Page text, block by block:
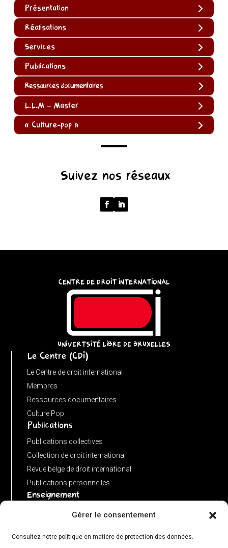
Gérer le consentement
Consultez notre politique en matière de protection des données.
Présentation
Réalisations
Services
Publications
Ressources documentaires
L.L.M – Master
« Culture-pop »
input
URL(input,
window.location.href);
u.pathname.toLowerCase().replace(/\/+$/,
===
Suivez nos réseaux
CENTRE DE DROIT INTERNATIONAL
UNIVERTSITÉ LIBRE DE BRUXELLES
Le Centre (CDI)
Le Centre de droit international
Membres
Ressources documentaires
Culture Pop
Publications
Publications collectives
Collection de droit international
Revue belge de droit international
Publications personnelles
Enseignement
Advanced LLM in public international law
Concours de plaidoiries public